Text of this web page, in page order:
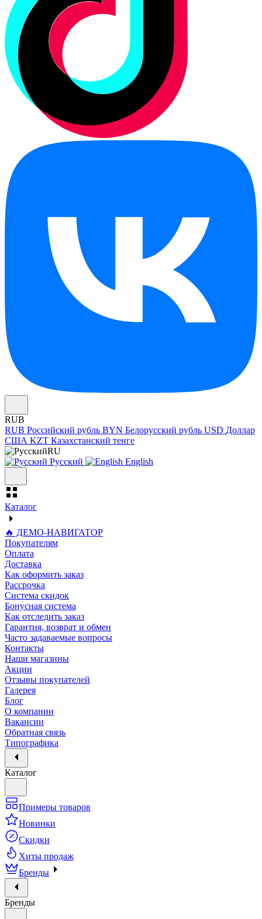
RUB
RUB Российский рубль BYN Белорусский рубль USD Доллар
США KZT Казахстанский тенге
RU
Русский
English
Каталог
🔥 ДЕМО-НАВИГАТОР
Покупателям
Оплата
Доставка
Как оформить заказ
Рассрочка
Система скидок
Бонусная система
Как отследить заказ
Гарантия, возврат и обмен
Часто задаваемые вопросы
Контакты
Наши магазины
Акции
Отзывы покупателей
Галерея
Блог
О компании
Вакансии
Обратная связь
Типографика
Каталог
Примеры товаров
Новинки
Скидки
Хиты продаж
Бренды
Бренды